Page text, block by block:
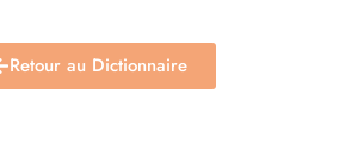
Retour au Dictionnaire